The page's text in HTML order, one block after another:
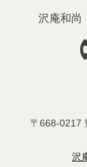
沢庵和尚
〒668-0217
沢